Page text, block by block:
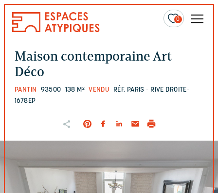
0
Maison contemporaine Art
Déco
PANTIN 93500 138 M² VENDU
RÉF. PARIS - RIVE DROITE-
1678EP